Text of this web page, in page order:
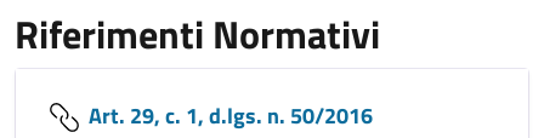
Riferimenti Normativi
Art. 29, c. 1, d.lgs. n. 50/2016